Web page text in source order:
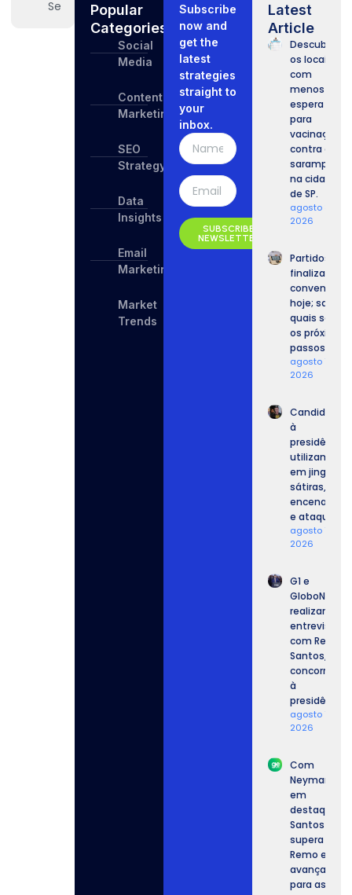
Popular
Categories
Social
Media
Content
Marketing
SEO
Strategy
Data
Insights
Email
Marketing
Market
Trends
Subscribe
now and
get the
latest
strategies
straight to
your
inbox.
SUBSCRIBE
NEWSLETTER
Latest
Article
Descubra
os locais
com
menos
espera
para
vacinação
contra o
sarampo
na cidade
de SP.
agosto 8,
2026
Partidos
finalizam
convenções
hoje; saiba
quais serão
os próximos
passos.
agosto 7,
2026
Candidatos
à
presidência
utilizam IA
em jingles,
sátiras,
encenações
e ataques.
agosto 7,
2026
G1 e
GloboNews
realizam
entrevista
com Renan
Santos,
concorrente
à
presidência.
agosto 7,
2026
Com
Neymar
em
destaque,
Santos
supera o
Remo e
avança
para as